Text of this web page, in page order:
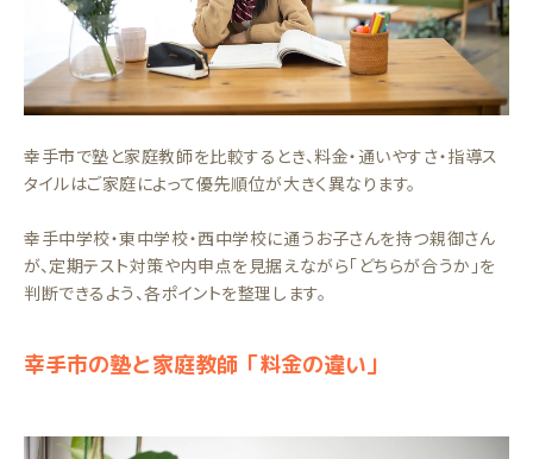
幸手市で塾と家庭教師を比較するとき、料金・通いやすさ・指導ス
タイルはご家庭によって優先順位が大きく異なります。
幸手中学校・東中学校・西中学校に通うお子さんを持つ親御さん
が、定期テスト対策や内申点を見据えながら「どちらが合うか」を
判断できるよう、各ポイントを整理します。
幸手市の塾と家庭教師「料金の違い」